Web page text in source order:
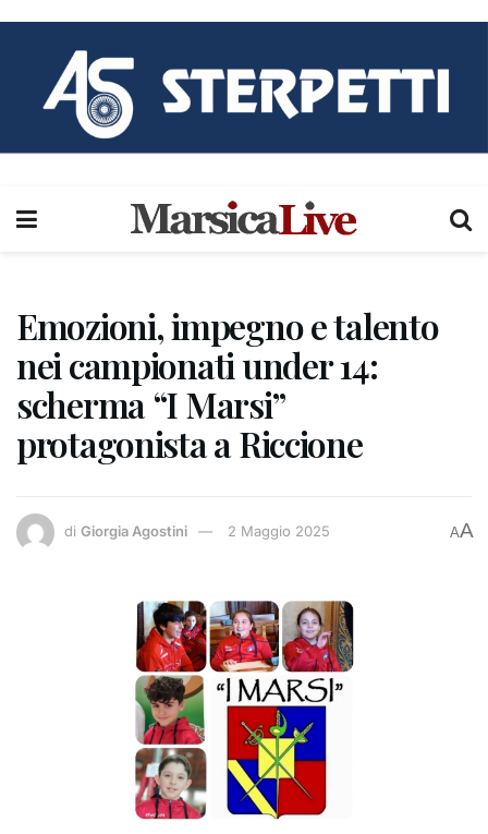
Emozioni, impegno e talento
nei campionati under 14:
scherma “I Marsi”
protagonista a Riccione
di Giorgia Agostini 2 Maggio 2025 AA